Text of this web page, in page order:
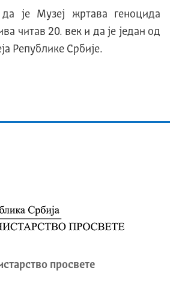
је Музеј жртава геноцида
читав 20. век и да је један од
Републике Србије.
просвете